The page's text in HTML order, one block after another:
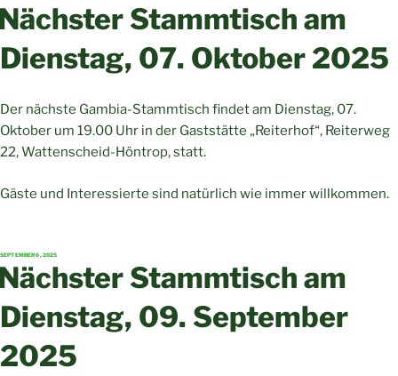
Stammtisch am
Dienstag, 07. Oktober 2025
Der nächste Gambia-Stammtisch findet am Dienstag, 07.
Oktober um 19.00 Uhr in der Gaststätte „Reiterhof“, Reiterweg
22, Wattenscheid-Höntrop, statt.
Gäste und Interessierte sind natürlich wie immer willkommen.
VERÖFFENTLICHT
SEPTEMBER 6, 2025
Stammtisch am
Dienstag, 09. September
2025